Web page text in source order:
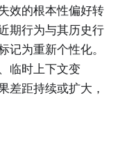
效的根本性偏好转
期行为与其历史行
记为重新个性化。
临时上下文变
差距持续或扩大，